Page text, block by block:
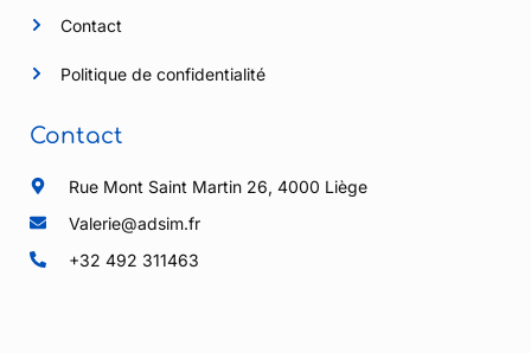
Contact
Politique de confidentialité
Contact
Rue Mont Saint Martin 26, 4000 Liège
Valerie@adsim.fr
+32 492 311463